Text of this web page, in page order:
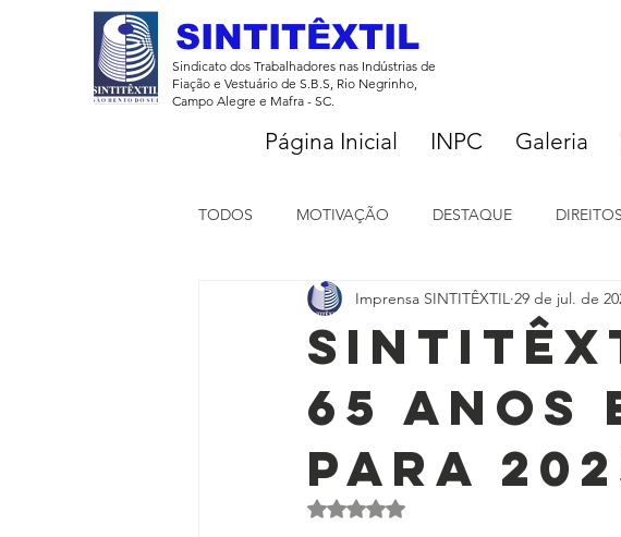
SINTITÊXTIL
Sindicato dos Trabalhadores nas Indústrias de
Fiação e Vestuário de S.B.S, Rio Negrinho,
Campo Alegre e Mafra - SC.
Página Inicial INPC Galeria
TODOS MOTIVAÇÃO DESTAQUE
65 Anos
para
Imprensa SINTITÊXTIL 29 de jul. de
Avaliado com NaN de 5 estrelas.